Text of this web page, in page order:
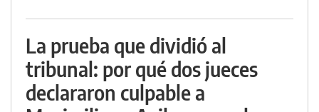
La prueba que dividió al
tribunal: por qué dos jueces
declararon culpable a